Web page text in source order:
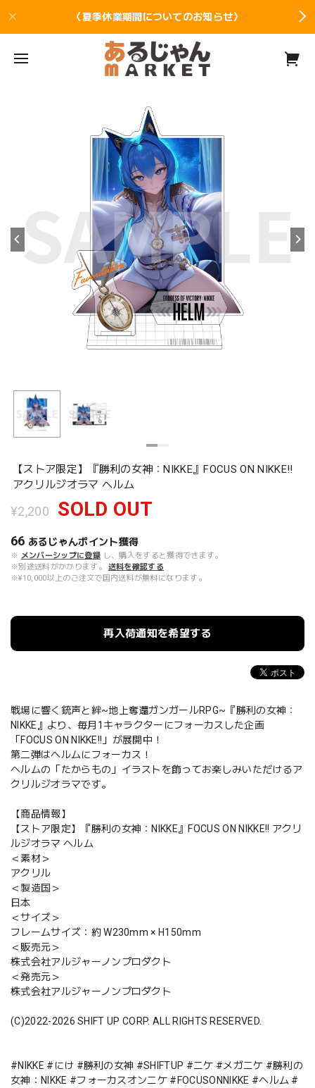
〈夏季休業期間についてのお知らせ〉
【ストア限定】『勝利の女神：NIKKE』FOCUS ON NIKKE!!
アクリルジオラマ ヘルム
¥2,200 SOLD OUT
66 あるじゃんポイント獲得
※ メンバーシップに登録 し、購入をすると獲得できます。
※別途送料がかかります。
送料を確認する
※¥10,000以上のご注文で国内送料が無料になります。
再入荷通知を希望する
戦場に響く銃声と絆~地上奪還ガンガールRPG~『勝利の女神：
NIKKE』より、毎月1キャラクターにフォーカスした企画
「FOCUS ON NIKKE!!」が展開中！
第二弾はヘルムにフォーカス！
ヘルムの「たからもの」イラストを飾ってお楽しみいただけるア
クリルジオラマです。
【商品情報】
【ストア限定】『勝利の女神：NIKKE』FOCUS ON NIKKE!! アクリ
ルジオラマ ヘルム
＜素材＞
アクリル
＜製造国＞
日本
＜サイズ＞
フレームサイズ：約 W230mm × H150mm
＜販売元＞
株式会社アルジャーノンプロダクト
＜発売元＞
株式会社アルジャーノンプロダクト
(C)2022-2026 SHIFT UP CORP. ALL RIGHTS RESERVED.
#NIKKE #にけ #勝利の女神 #SHIFTUP #ニケ #メガニケ #勝利の
女神：NIKKE #フォーカスオンニケ #FOCUSONNIKKE #ヘルム #